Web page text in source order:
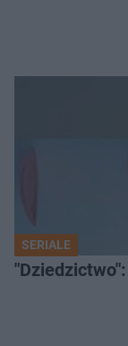
SERIALE